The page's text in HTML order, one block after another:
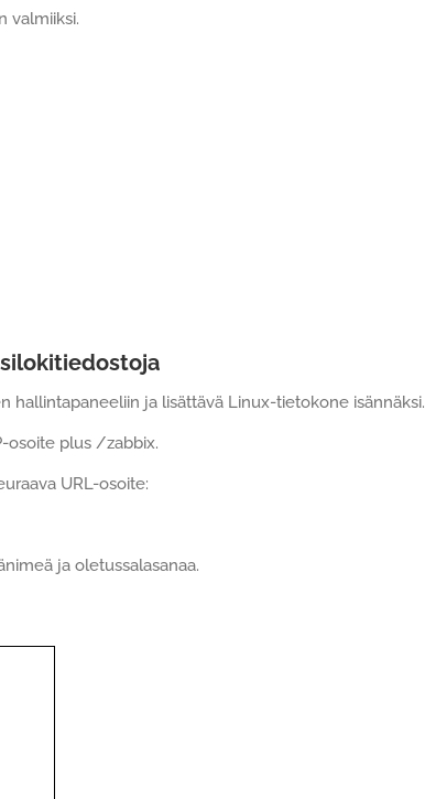
valmiiksi.
hallintapaneeliin ja lisättävä Linux-tietokone isännäksi.
osoite plus /zabbix.
URL-osoite:
ja oletussalasanaa.